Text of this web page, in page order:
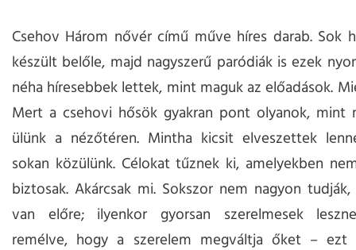
Csehov Három nővér című műve híres darab. Sok
készült belőle, majd nagyszerű paródiák is ezek
néha híresebbek lettek, mint maguk az előadások.
Mert a csehovi hősök gyakran pont olyanok, mint
ülünk a nézőtéren. Mintha kicsit elveszettek
sokan közülünk. Célokat tűznek ki, amelyekben
biztosak. Akárcsak mi. Sokszor nem nagyon
van előre; ilyenkor gyorsan szerelmesek
remélve, hogy a szerelem megváltja őket –